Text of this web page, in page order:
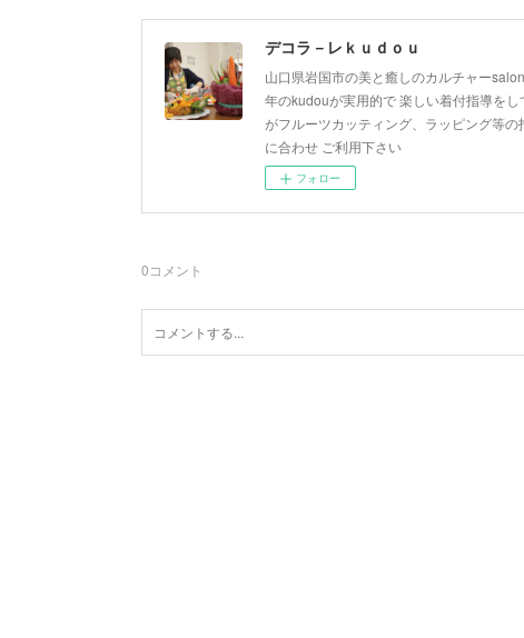
デコラ－レｋｕｄｏｕ
山口県岩国市の美と癒しのカルチャー
年のkudouが実用的で 楽しい着付指導を
がフルーツカッティング、ラッピング等
に合わせ ご利用下さい
フォロー
0コメント